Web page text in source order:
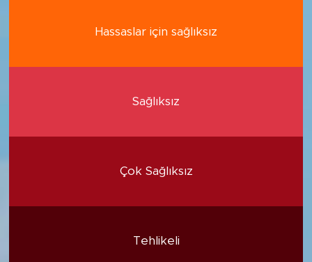
Hassaslar için sağlıksız
Sağlıksız
Çok Sağlıksız
Tehlikeli